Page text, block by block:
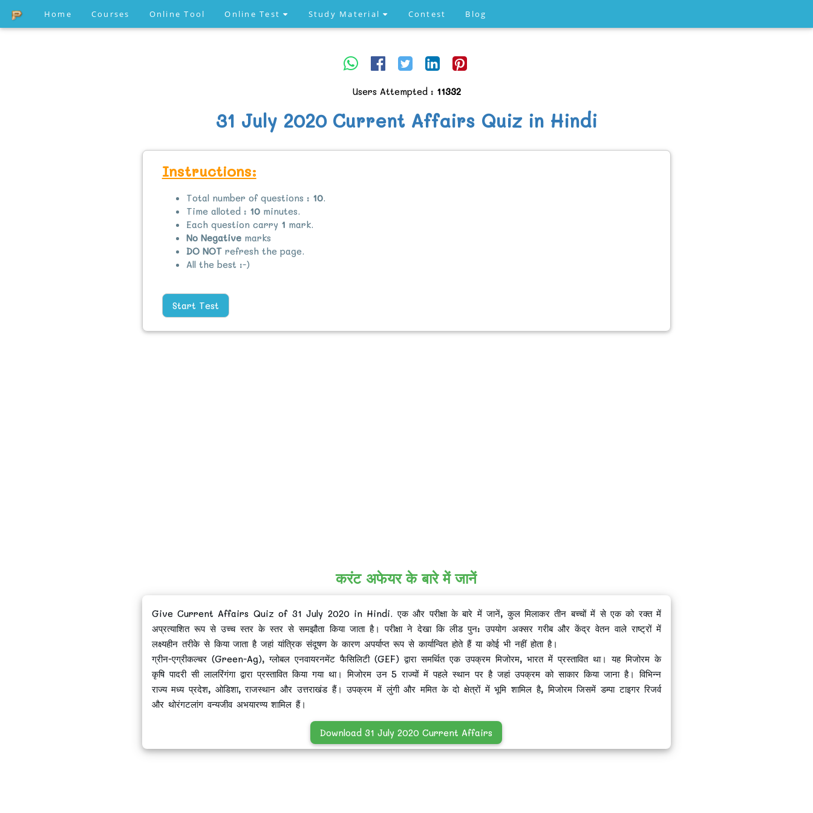
Home Courses Online Tool Online Test Study Material Contest Blog
Users Attempted : 11332
31 July 2020 Current Affairs Quiz in Hindi
Instructions:
Total number of questions : 10.
Time alloted : 10minutes.
Each question carry 1 mark.
No Negativemarks
DO NOTrefresh the page.
All the best :-)
Start Test
करंट अफेयर के बारे में जानें
Give Current Affairs Quiz of 31 July 2020 in Hindi. एक और परीक्षा के बारे में जानें, कुल मिलाकर तीन बच्चों में से एक को रक्त में
अप्रत्याशित रूप से उच्च स्तर के स्तर से समझौता किया जाता है। परीक्षा ने देखा कि लीड पुन: उपयोग अक्सर गरीब और केंद्र वेतन वाले राष्ट्रों में
लक्ष्यहीन तरीके से किया जाता है जहां यांत्रिक संदूषण के कारण अपर्याप्त रूप से कार्यान्वित होते हैं या कोई भी नहीं होता है।
ग्रीन-एग्रीकल्चर (Green-Ag), ग्लोबल एनवायरनमेंट फैसिलिटी (GEF) द्वारा समर्थित एक उपक्रम मिजोरम, भारत में प्रस्तावित था। यह मिजोरम के
कृषि पादरी सी लालरिंगंगा द्वारा प्रस्तावित किया गया था। मिजोरम उन 5 राज्यों में पहले स्थान पर है जहां उपक्रम को साकार किया जाना है। विभिन्न
राज्य मध्य प्रदेश, ओडिशा, राजस्थान और उत्तराखंड हैं। उपक्रम में लुंगी और ममित के दो क्षेत्रों में भूमि शामिल है, मिजोरम जिसमें डम्पा टाइगर रिजर्व
और थोरंगटलांग वन्यजीव अभयारण्य शामिल हैं।
Download 31 July 2020 Current Affairs